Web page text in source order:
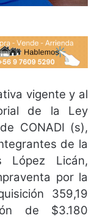
vigente y al
de la Ley
CONADI (s),
de la
López Licán,
por la
359,19
de $3.180